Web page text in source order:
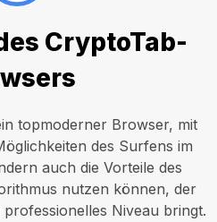
CryptoTab-
topmoderner Browser, mit
des Surfens im
auch die Vorteile des
nutzen können, der
Niveau bringt.